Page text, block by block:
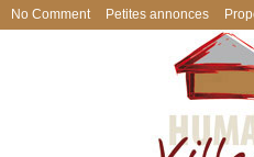
No Comment Petites annonces